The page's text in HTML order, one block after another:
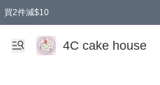
買2件減$10
任選兩件減$10
買兩盒減$10
買兩件減$10
買2件減$10
4C cake house